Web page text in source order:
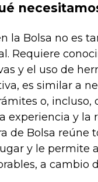
la Bolsa no es
Requiere
y el uso de
es similar a
o,
experiencia y la
de Bolsa reúne
y le permite
a cambio